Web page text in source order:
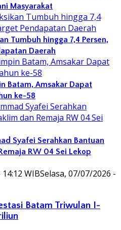
Masyarakat
Tumbuh hingga 7,4 Persen,
Daerah
Batam, Amsakar Dapat
ke-58
Syafei Serahkan Bantuan
RW 04 Sei Lekop
WIBSelasa, 07/07/2026 -
Batam Triwulan I-